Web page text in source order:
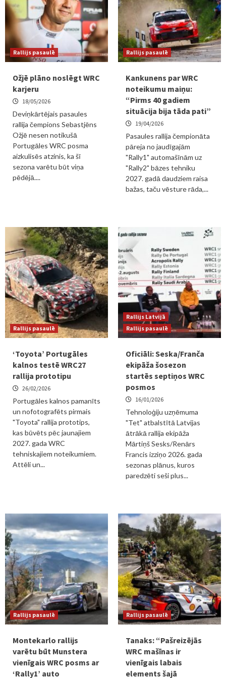
Rallijs pasaulē
Ožjē plāno noslēgt WRC
karjeru
18/05/2026
Deviņkārtējais pasaules
rallija čempions Sebastjēns
Ožjē nesen notikušā
Portugāles WRC posma
aizkulisēs atzinis, ka šī
sezona varētu būt viņa
pēdējā....
Rallijs pasaulē
Kankunens par WRC
noteikumu maiņu:
“Pirms 40 gadiem
situācija bija tāda pati”
19/04/2026
Pasaules rallija čempionāta
pāreja no jaudīgajām
"Rally1" automašīnām uz
"Rally2" bāzes tehniku
2027. gadā daudziem raisa
bažas, taču vēsture rāda,...
Rallijs pasaulē
‘Toyota’ Portugāles
kalnos testē WRC27
rallija prototipu
26/02/2026
Portugāles kalnos pamanīts
un nofotografēts pirmais
"Toyota" rallija prototips,
kas būvēts pēc jaunajiem
2027. gada WRC
tehniskajiem noteikumiem.
Attēli un...
Rallijs Latvijā
Rallijs pasaulē
Oficiāli: Seska/Franča
ekipāža šosezon
startēs septiņos WRC
posmos
16/01/2026
Tehnoloģiju uzņēmuma
"Tet" atbalstītā Latvijas
ātrākā rallija ekipāža
Mārtiņš Sesks/Renārs
Francis izziņo 2026. gada
sezonas plānus, kuros
paredzēti seši plus...
Rallijs pasaulē
Montekarlo rallijs
varētu būt Munstera
vienīgais WRC posms ar
‘Rally1’ auto
Rallijs pasaulē
Tanaks: “Pašreizējās
WRC mašīnas ir
vienīgais labais
elements šajā